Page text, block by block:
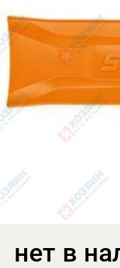
нет в